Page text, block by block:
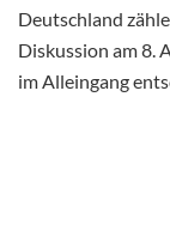
Deutschland
Diskussion am 8.
im Alleingang